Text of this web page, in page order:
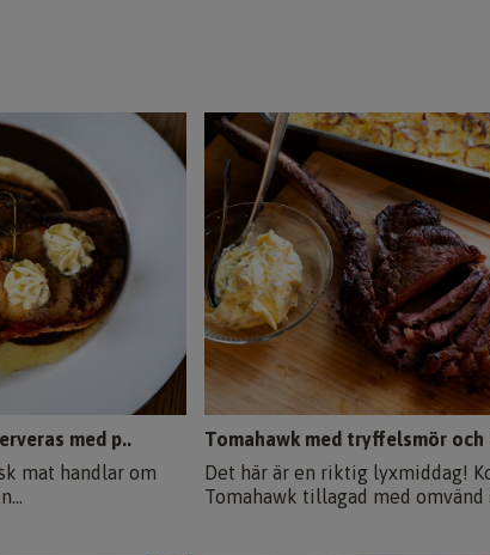
med p..
mat handlar om
Tomahawk med tryffelsmör
Det här är en riktig lyxmiddag!
Tomahawk tillagad med omvänd